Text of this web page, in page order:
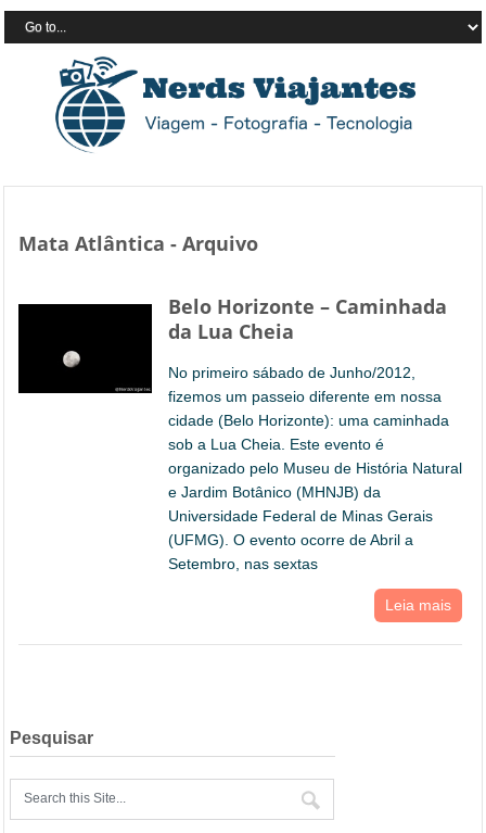
Mata Atlântica - Arquivo
Belo Horizonte – Caminhada
da Lua Cheia
No primeiro sábado de Junho/2012,
fizemos um passeio diferente em nossa
cidade (Belo Horizonte): uma caminhada
sob a Lua Cheia. Este evento é
organizado pelo Museu de História Natural
e Jardim Botânico (MHNJB) da
Universidade Federal de Minas Gerais
(UFMG). O evento ocorre de Abril a
Setembro, nas sextas
Leia mais
Pesquisar